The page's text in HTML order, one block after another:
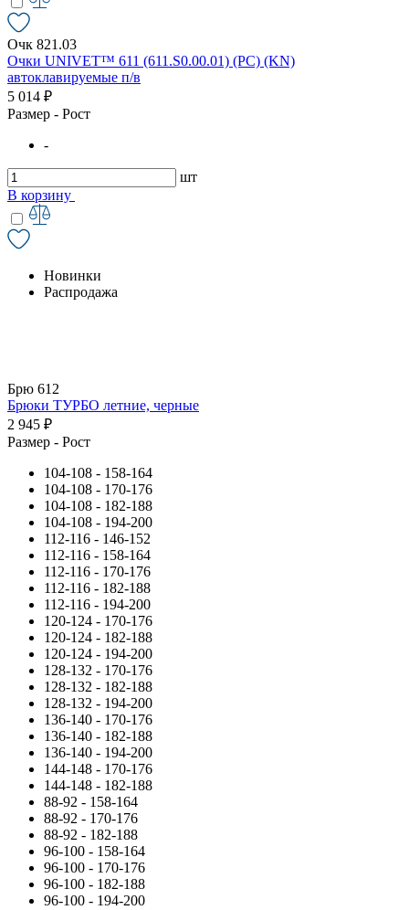
Очк 821.03
Очки UNIVET™ 611 (611.S0.00.01) (РС) (KN)
автоклавируемые п/в
5 014 ₽
Размер - Рост
-
шт
В корзину
Новинки
Распродажа
Брю 612
Брюки ТУРБО летние, черные
2 945 ₽
Размер - Рост
104-108 - 158-164
104-108 - 170-176
104-108 - 182-188
104-108 - 194-200
112-116 - 146-152
112-116 - 158-164
112-116 - 170-176
112-116 - 182-188
112-116 - 194-200
120-124 - 170-176
120-124 - 182-188
120-124 - 194-200
128-132 - 170-176
128-132 - 182-188
128-132 - 194-200
136-140 - 170-176
136-140 - 182-188
136-140 - 194-200
144-148 - 170-176
144-148 - 182-188
88-92 - 158-164
88-92 - 170-176
88-92 - 182-188
96-100 - 158-164
96-100 - 170-176
96-100 - 182-188
96-100 - 194-200